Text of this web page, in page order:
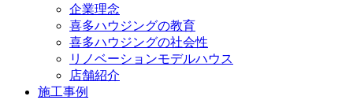
企業理念
喜多ハウジングの教育
喜多ハウジングの社会性
リノベーションモデルハウス
店舗紹介
施工事例